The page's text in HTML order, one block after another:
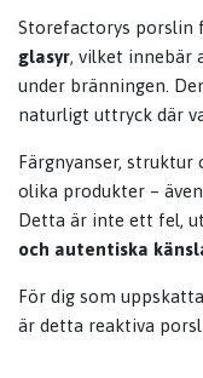
Storefactorys porslin
glasyr, vilket innebär
under bränningen.
naturligt uttryck där
Färgnyanser, struktur
olika produkter –
Detta är inte ett fel,
och autentiska
För dig som
är detta reaktiva